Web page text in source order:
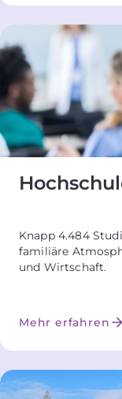
Knapp 4.484
familiäre
und Wirtschaft.
Mehr erfahren